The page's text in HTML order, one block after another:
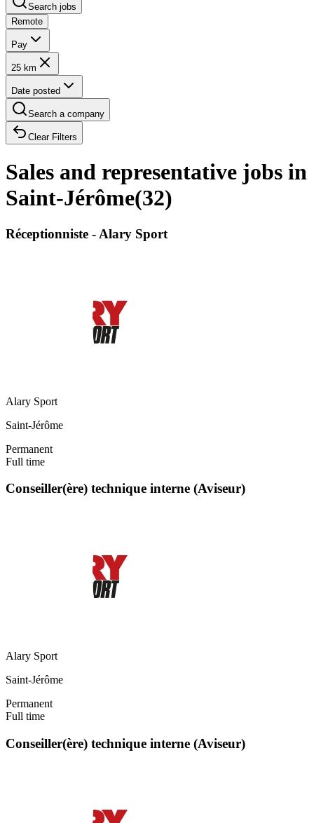
Search jobs
Remote
Pay
25 km
Date posted
Search a company
Clear Filters
Sales and representative jobs in
Saint-Jérôme(32)
Réceptionniste - Alary Sport
Alary Sport
Saint-Jérôme
Permanent
Full time
Conseiller(ère) technique interne (Aviseur)
Alary Sport
Saint-Jérôme
Permanent
Full time
Conseiller(ère) technique interne (Aviseur)